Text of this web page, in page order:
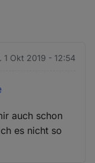
1 Okt 2019 - 12:54
auch schon
es nicht so